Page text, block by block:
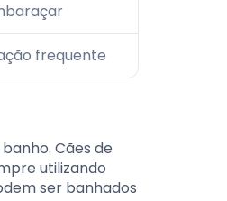
frequente
Cães de
utilizando
ser banhados